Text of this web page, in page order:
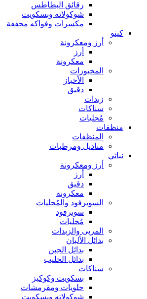
رقائق البطاطس
شوكولاته وبسكويت
مكسرات وفواكه مجففة
كيتو
أرز ومعكرونة
أرز
معكرونة
المخبوزات
الأخباز
دقيق
زبدات
سناكات
مُحليات
منظفات
المنظفات
مناديل ومرطبات
نباتي
أرز ومعكرونة
أرز
دقيق
معكرونة
السوبرفود والمُحليات
سوبرفود
مُحليات
المربى والزبدات
بدائل الألبان
بدائل الجبن
بدائل الحليب
سناكات
بسكويت وكوكيز
حلويات ومقرمشات
شوكولاته وبسكويت